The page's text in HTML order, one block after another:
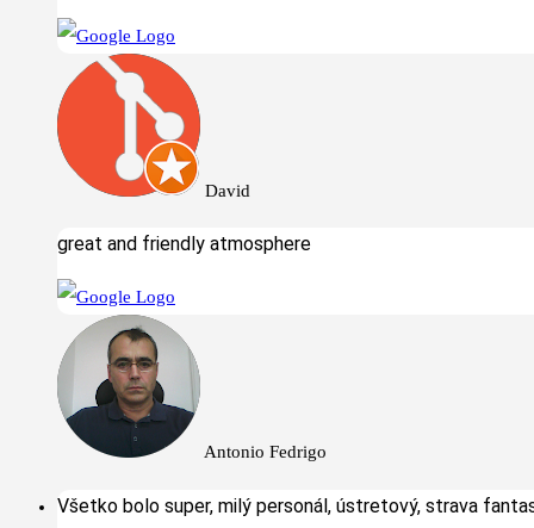
David
great and friendly atmosphere
Antonio Fedrigo
Všetko bolo super, milý personál, ústretový, strava